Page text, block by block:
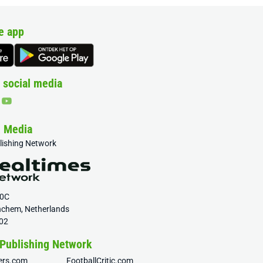
app
media
Media
Network
Netherlands
Network
FootballCritic.com